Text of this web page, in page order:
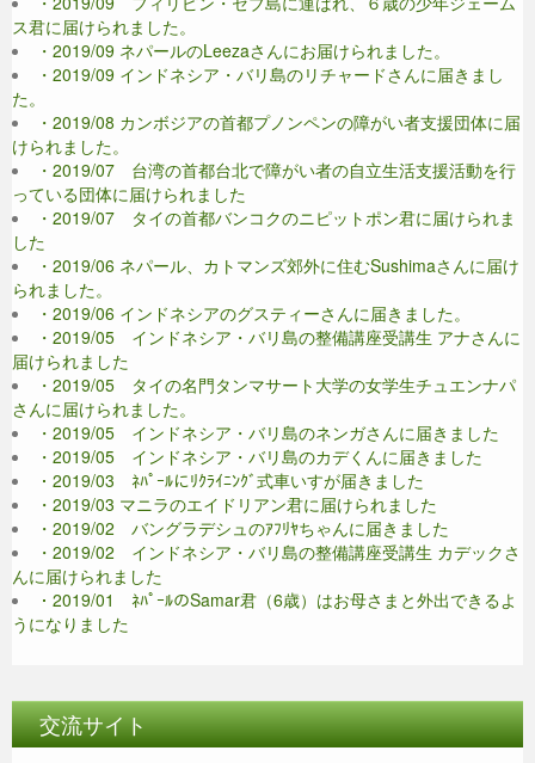
ス君に届けられました。
・2019/09 ネパールのLeezaさんにお届けられました。
・2019/09 インドネシア・バリ島のリチャードさんに届きまし
た。
・2019/08 カンボジアの首都プノンペンの障がい者支援団体に届
けられました。
・2019/07 台湾の首都台北で障がい者の自立生活支援活動を行
っている団体に届けられました
・2019/07 タイの首都バンコクのニピットポン君に届けられま
した
・2019/06 ネパール、カトマンズ郊外に住むSushimaさんに届け
られました。
・2019/06 インドネシアのグスティーさんに届きました。
・2019/05 インドネシア・バリ島の整備講座受講生 アナさんに
届けられました
・2019/05 タイの名門タンマサート大学の女学生チュエンナパ
さんに届けられました。
・2019/05 インドネシア・バリ島のネンガさんに届きました
・2019/05 インドネシア・バリ島のカデくんに届きました
・2019/03 ﾈﾊﾟｰﾙにﾘｸﾗｲﾆﾝｸﾞ式車いすが届きました
・2019/03 マニラのエイドリアン君に届けられました
・2019/02 バングラデシュのｱﾌﾘﾔちゃんに届きました
・2019/02 インドネシア・バリ島の整備講座受講生 カデックさ
んに届けられました
・2019/01 ﾈﾊﾟｰﾙのSamar君（6歳）はお母さまと外出できるよ
うになりました
交流サイト